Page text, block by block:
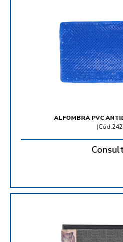
ALFOMBRA PVC
(